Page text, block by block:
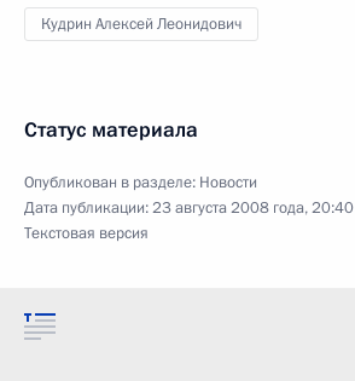
Кудрин Алексей Леонидович
Статус материала
Опубликован в разделе: Новости
Дата публикации:23 августа 2008 года, 20:40
Текстовая версия